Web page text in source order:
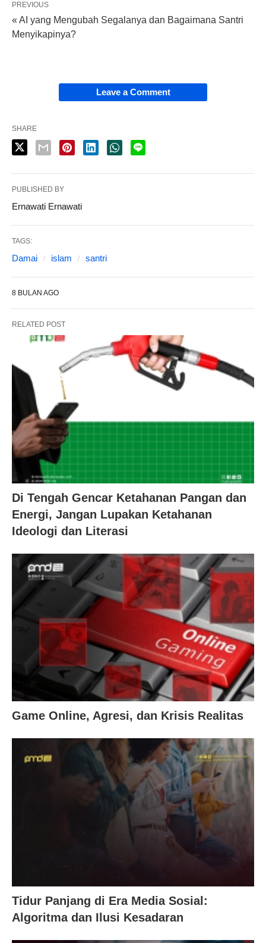
PREVIOUS
« AI yang Mengubah Segalanya dan Bagaimana Santri
Menyikapinya?
Leave a Comment
SHARE
PUBLISHED BY
Ernawati Ernawati
TAGS:
Damai islam santri
8 BULAN AGO
RELATED POST
Di Tengah Gencar Ketahanan Pangan dan
Energi, Jangan Lupakan Ketahanan
Ideologi dan Literasi
Game Online, Agresi, dan Krisis Realitas
Tidur Panjang di Era Media Sosial:
Algoritma dan Ilusi Kesadaran